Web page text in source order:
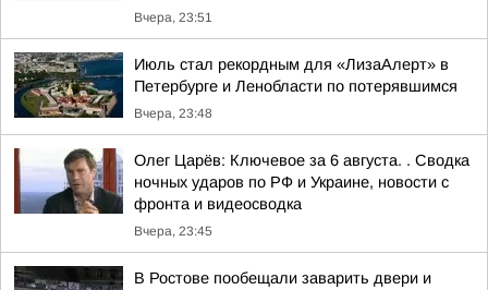
Вчера, 23:51
Июль стал рекордным для «ЛизаАлерт» в
Петербурге и Ленобласти по потерявшимся
Вчера, 23:48
Олег Царёв: Ключевое за 6 августа. . Сводка
ночных ударов по РФ и Украине, новости с
фронта и видеосводка
Вчера, 23:45
В Ростове пообещали заварить двери и